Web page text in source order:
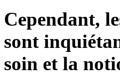
Cependant,
sont
soin et la